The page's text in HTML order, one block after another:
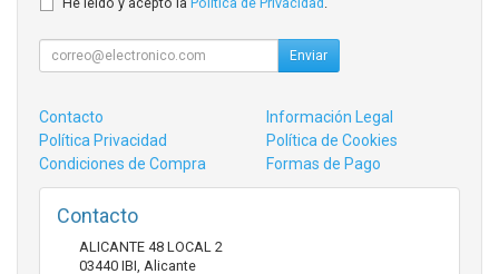
Enviar
Contacto
Información Legal
Política Privacidad
Política de Cookies
Condiciones de Compra
Formas de Pago
Contacto
ALICANTE 48 LOCAL 2
03440 IBI Alicante